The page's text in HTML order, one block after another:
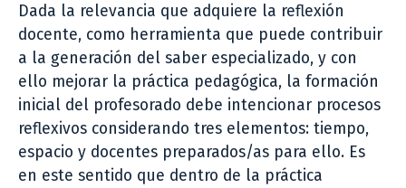
Dada la relevancia que adquiere la reflexión
docente, como herramienta que puede contribuir
a la generación del saber especializado, y con
ello mejorar la práctica pedagógica, la formación
inicial del profesorado debe intencionar procesos
reflexivos considerando tres elementos: tiempo,
espacio y docentes preparados/as para ello. Es
en este sentido que dentro de la práctica